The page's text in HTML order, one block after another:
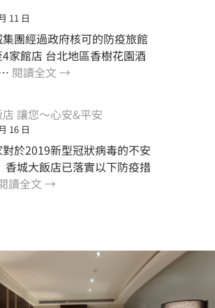
11 日
團經過政府核可的防疫旅館
家館店 台北地區香樹花園酒
閱讀全文 香
飯
店
業
集
入
→
讓您～心安&平安
16 日
於2019新型冠狀病毒的不安
香城大飯店已落實以下防疫措
讀全文 香
店
～
→